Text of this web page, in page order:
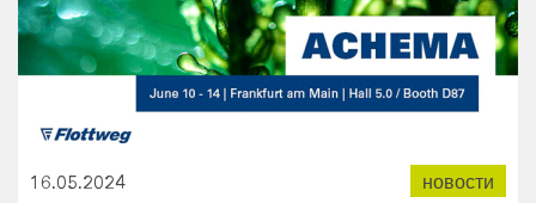
новости
16.05.2024